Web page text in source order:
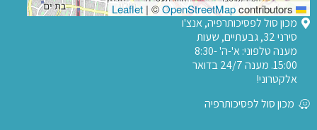
| ©OpenStreetMapcontributors
מכון סול לפסיכותרפיה, אנצ'ו
סירני 32, גבעתיים, שעות
מענה טלפוני: א'-ה' 8:30-
15:00. מענה 24/7 בדואר
אלקטרוני!
מכון סול לפסיכותרפיה